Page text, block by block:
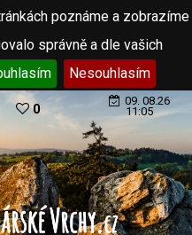
poznáme a zobrazíme
správně a dle vašich
Nesouhlasím
0
09. 08.26
11:05